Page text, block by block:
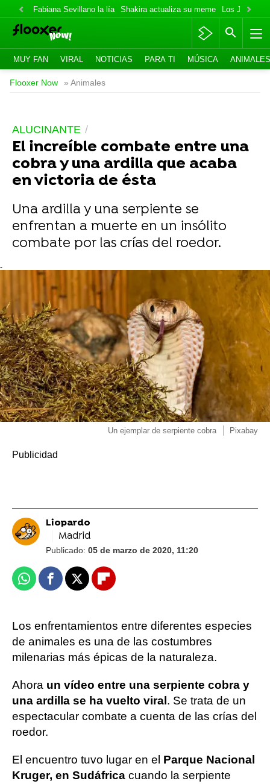
Fabiana Sevillano la lía Shakira actualiza su meme Los Jonas
MUY FAN VIRAL NOTICIAS PARA TI MÚSICA ANIMALES
Flooxer Now » Animales
ALUCINANTE
El increíble combate entre una
cobra y una ardilla que acaba
en victoria de ésta
Una ardilla y una serpiente se
enfrentan a muerte en un insólito
combate por las crías del roedor.
-
Un ejemplar de serpiente cobra Pixabay
Liopardo
Madrid
Publicado: 05 de marzo de 2020, 11:20
WhatsappFacebook
X Flipboard
Los enfrentamientos entre diferentes especies
de animales es una de las costumbres
milenarias más épicas de la naturaleza.
Ahora un vídeo entre una serpiente cobra y
una ardilla se ha vuelto viral . Se trata de un
espectacular combate a cuenta de las crías del
roedor.
El encuentro tuvo lugar en el Parque Nacional
Kruger, en Sudáfrica cuando la serpiente